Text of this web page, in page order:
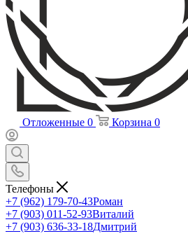
Отложенные 0 Корзина 0
Телефоны
+7 (962) 179-70-43Роман
+7 (903) 011-52-93Виталий
+7 (903) 636-33-18Дмитрий